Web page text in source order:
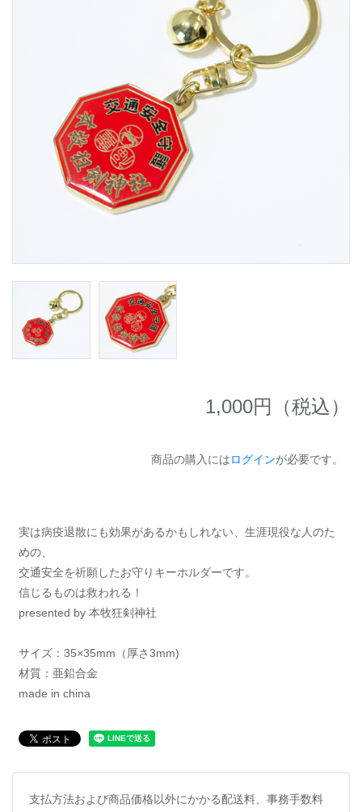
1,000円（税込）
商品の購入にはログインが必要です。
実は病疫退散にも効果があるかもしれない、生涯現役な人のた
めの、
交通安全を祈願したお守りキーホルダーです。
信じるものは救われる！
presented by 本牧狂剣神社
サイズ：35×35mm（厚さ3mm)
材質：亜鉛合金
made in china
支払方法および商品価格以外にかかる配送料、事務手数料